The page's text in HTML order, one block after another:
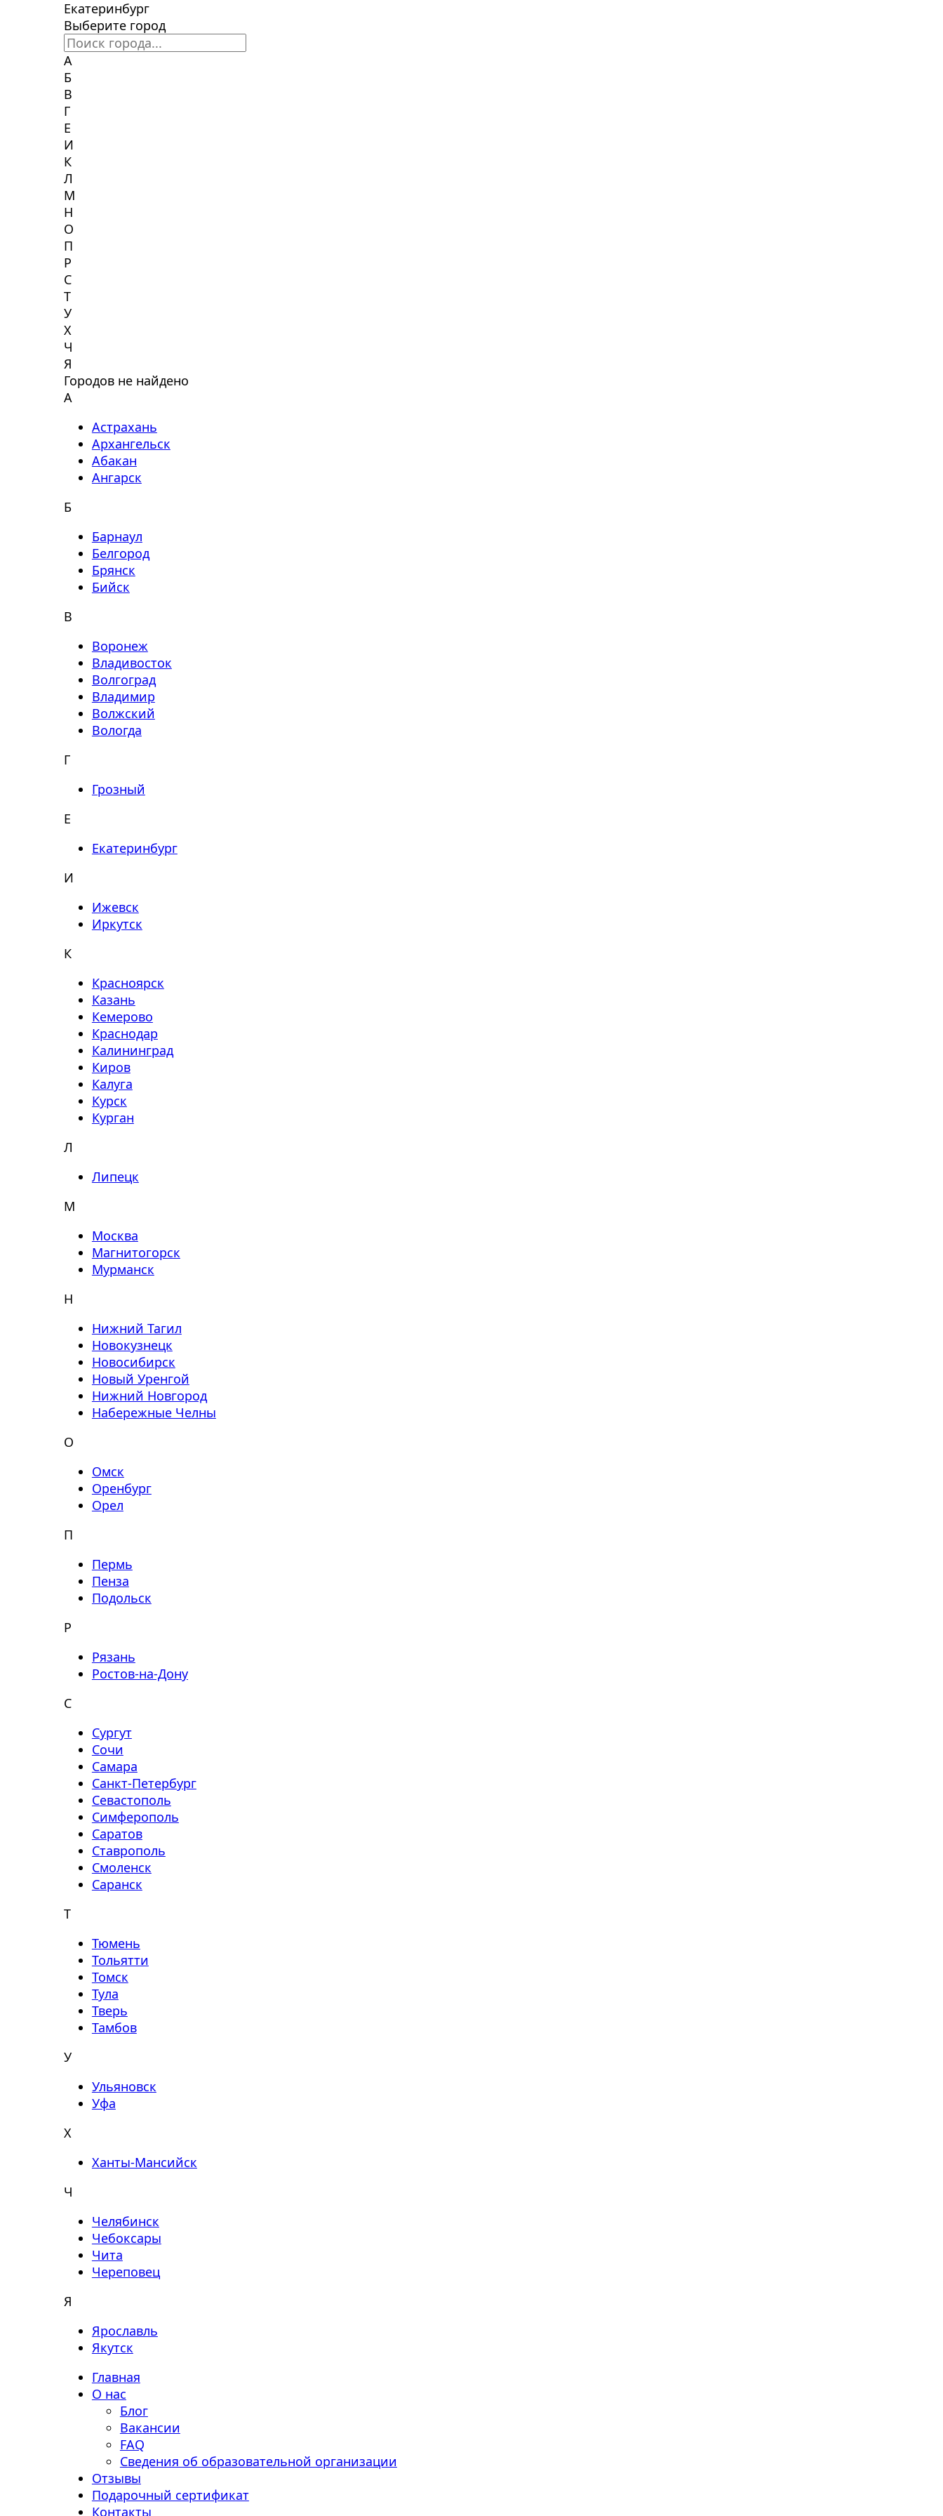
Екатеринбург
Выберите город
А
Б
В
Г
Е
И
К
Л
М
Н
О
П
Р
С
Т
У
Х
Ч
Я
Городов не найдено
А
Астрахань
Архангельск
Абакан
Ангарск
Б
Барнаул
Белгород
Брянск
Бийск
В
Воронеж
Владивосток
Волгоград
Владимир
Волжский
Вологда
Г
Грозный
Е
Екатеринбург
И
Ижевск
Иркутск
К
Красноярск
Казань
Кемерово
Краснодар
Калининград
Киров
Калуга
Курск
Курган
Л
Липецк
М
Москва
Магнитогорск
Мурманск
Н
Нижний Тагил
Новокузнецк
Новосибирск
Новый Уренгой
Нижний Новгород
Набережные Челны
О
Омск
Оренбург
Орел
П
Пермь
Пенза
Подольск
Р
Рязань
Ростов-на-Дону
С
Сургут
Сочи
Самара
Санкт-Петербург
Севастополь
Симферополь
Саратов
Ставрополь
Смоленск
Саранск
Т
Тюмень
Тольятти
Томск
Тула
Тверь
Тамбов
У
Ульяновск
Уфа
Х
Ханты-Мансийск
Ч
Челябинск
Чебоксары
Чита
Череповец
Я
Ярославль
Якутск
Главная
О нас
Блог
Вакансии
FAQ
Сведения об образовательной организации
Отзывы
Подарочный сертификат
Контакты